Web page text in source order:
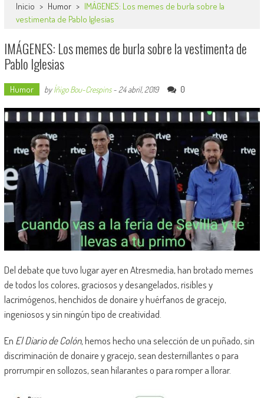
Inicio > Humor > IMÁGENES: Los memes de burla sobre la
vestimenta de Pablo Iglesias
IMÁGENES: Los memes de burla sobre la vestimenta de
Pablo Iglesias
Humor byÍñigo Bou-Crespins- 24 abril, 2019 0
Del debate que tuvo lugar ayer en Atresmedia, han brotado memes
de todos los colores, graciosos y desangelados, risibles y
lacrimógenos, henchidos de donaire y huérfanos de gracejo,
ingeniosos y sin ningún tipo de creatividad.
En El Diario de Colón,hemos hecho una selección de un puñado, sin
discriminación de donaire y gracejo, sean desternillantes o para
prorrumpir en sollozos, sean hilarantes o para romper a llorar.